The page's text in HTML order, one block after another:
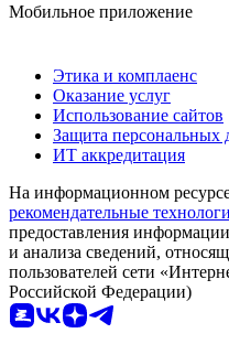
Мобильное приложение
Этика и комплаенс
Оказание услуг
Использование сайтов
Защита персональных
ИТ аккредитация
На информационном
рекомендательные
предоставления
и анализа сведений,
пользователей сети
Российской Федерации)